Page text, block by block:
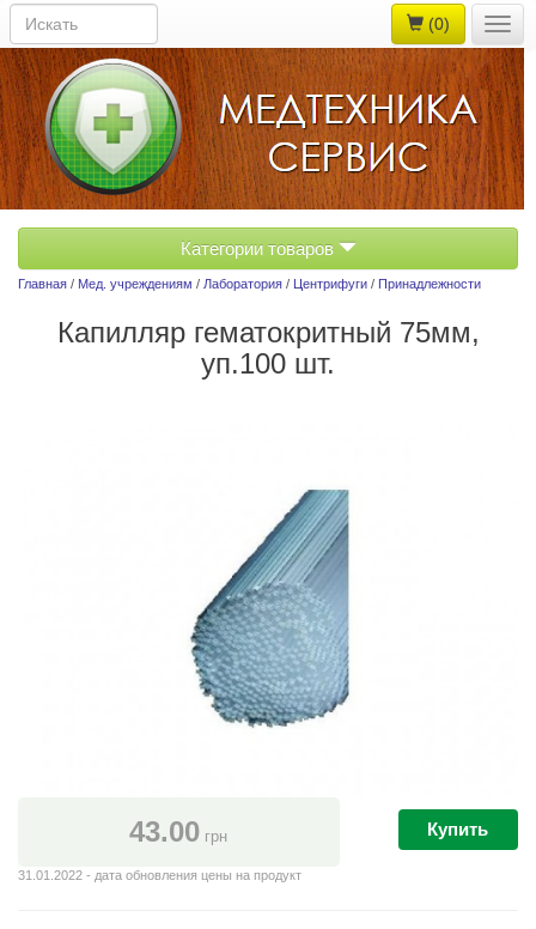
(0)
Категории товаров
Главная / Мед. учреждениям / Лаборатория / Центрифуги / Принадлежности
Капилляр гематокритный 75мм,
уп.100 шт.
43.00 грн
31.01.2022 - дата обновления цены на продукт
Купить